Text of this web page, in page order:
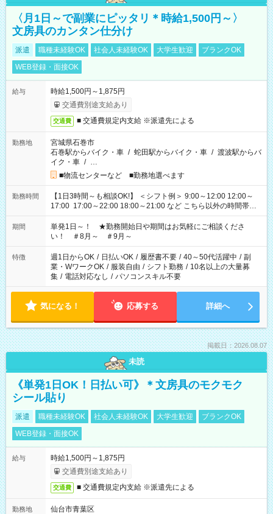
〈月1日～で副業にピッタリ＊時給1,500円～〉
文房具のカンタン仕分け
派遣 職種未経験OK 社会人未経験OK 大学生歓迎
ブランクOK
WEB登録・面接OK
給与
時給1,500円～1,875円
交通費別途支給あり
交通費 ■ 交通費規定内支給 ※派遣先による
勤務地
宮城県石巻市
石巻駅からバイク・車 / 蛇田駅からバイク・車 / 渡波駅からバ
イク・車 / …
■物流センターなど ■勤務地選べます
勤務時間
【1日3時間～も相談OK!】 ＜シフト例＞ 9:00～12:00 12:00～
17:00 17:00～22:00 18:00～21:00 など こちら以外の時間帯も
お気軽にご相談ください！
期間
単発1日～！ ★勤務開始日や期間はお気軽にご相談くださ
い！ ＃8月～ ＃9月～
特徴 週1日からOK / 日払いOK / 履歴書不要 / 40～50代活躍中 / 副
業・WワークOK / 服装自由 / シフト勤務 / 10名以上の大量募
集 / 電話対応なし / パソコンスキル不要
気になる！ 応募する 詳細へ
掲載日：2026.08.07
未読
《単発1日OK！日払い可》＊文房具のモクモク
シール貼り
派遣 職種未経験OK 社会人未経験OK 大学生歓迎
ブランクOK
WEB登録・面接OK
給与
時給1,500円～1,875円
交通費別途支給あり
交通費 ■ 交通費規定内支給 ※派遣先による
勤務地
仙台市青葉区